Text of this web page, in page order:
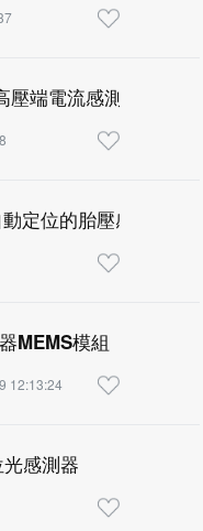
壓端電流感測DC/DC
定位的胎壓感測器晶
MEMS模組
12:13:24
感測器